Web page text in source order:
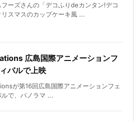
フーズさんの「デコふりdeカンタン!デコ
スマスのカップケーキ風 ...
広島国際アニメーションフ
バルで上映
が第16回広島国際アニメーションフェ
ルで、パノラマ ...